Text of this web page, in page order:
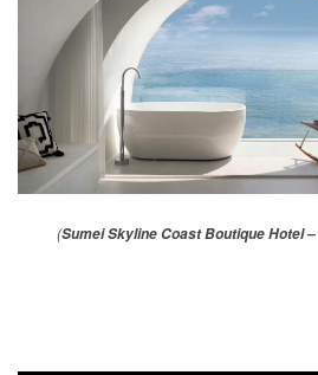
(Sumei Skyline Coast Boutique Hotel –